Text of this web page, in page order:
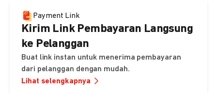
Payment Link
Kirim Link Pembayaran Langsung
ke Pelanggan
Buat link instan untuk menerima pembayaran
dari pelanggan dengan mudah.
Lihat selengkapnya